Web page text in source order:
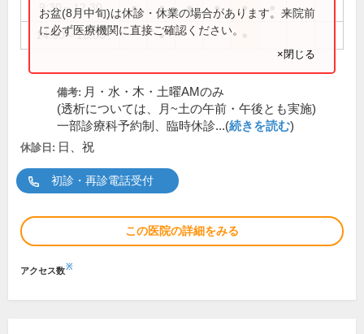
9:30～12:30 ● ● ● ● ●
14:00～16:00 ●
お盆(8月中旬)は休診・休業の場合があります。来院前
に必ず医療機関に直接ご確認ください。
×閉じる
備考: 月・水・木・土曜AMのみ
(透析については、月~土の午前・午後とも実施)
一部診療科予約制、臨時休診...(続きを読む)
休診日: 日、祝
初診・再診電話受付
この医院の詳細をみる
アクセス数※